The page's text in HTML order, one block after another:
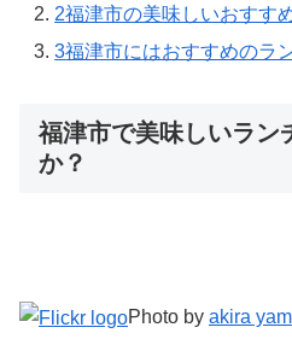
2福津市の美味しいおすす
3福津市にはおすすめのラ
福津市で美味しいラン
か？
Photo by akira